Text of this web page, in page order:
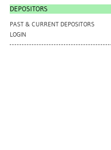
DEPOSITORS
PAST & CURRENT DEPOSITORS
LOGIN